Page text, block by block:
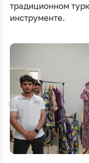
традиционном
инструменте.